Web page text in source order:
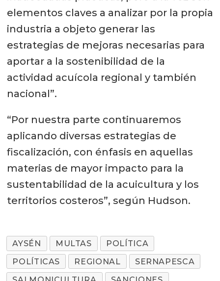
elementos claves a analizar por la propia
industria a objeto generar las
estrategias de mejoras necesarias para
aportar a la sostenibilidad de la
actividad acuícola regional y también
nacional”.
“Por nuestra parte continuaremos
aplicando diversas estrategias de
fiscalización, con énfasis en aquellas
materias de mayor impacto para la
sustentabilidad de la acuicultura y los
territorios costeros”, según Hudson.
AYSÉN MULTAS
POLÍTICA
POLÍTICAS
REGIONAL
SERNAPESCA